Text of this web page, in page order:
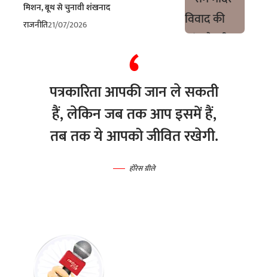
मिशन, बूथ से चुनावी शंखनाद
राजनीति21/07/2026
पत्रकारिता आपकी जान ले सकती
हैं, लेकिन जब तक आप इसमें हैं,
तब तक ये आपको जीवित रखेगी.
होरेस ग्रीले